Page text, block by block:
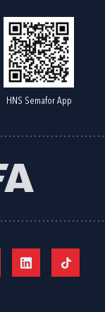
HNS Semafor App